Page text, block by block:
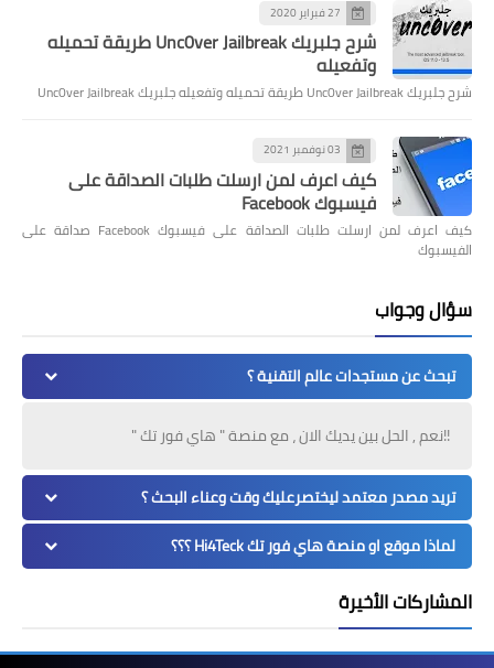
27 فبراير 2020
شرح جلبريك Unc0ver Jailbreak طريقة تحميله
وتفعيله
شرح جلبريك Unc0ver Jailbreak طريقة تحميله وتفعيله جلبريك Unc0ver Jailbreak
03 نوفمبر 2021
كيف اعرف لمن ارسلت طلبات الصداقة على
فيسبوك Facebook
كيف اعرف لمن ارسلت طلبات الصداقة على فيسبوك Facebook صداقة على
الفيسبوك
سؤال وجواب
تبحث عن مستجدات عالم التقنية ؟
!!نعم , الحل بين يديك الان ، مع منصة " هاي فور تك "
تريد مصدر معتمد ليختصرعليك وقت وعناء البحث ؟
لماذا موقع او منصة هاي فور تك Hi4Teck ؟؟؟
المشاركات الأخيرة